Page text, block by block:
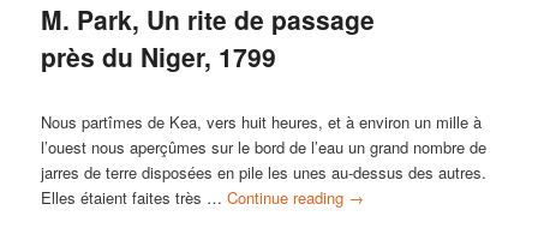
M. Park, Un rite de passage
près du Niger, 1799
Nous partîmes de Kea, vers huit heures, et à environ un mille à
l’ouest nous aperçûmes sur le bord de l’eau un grand nombre de
jarres de terre disposées en pile les unes au-dessus des autres.
Elles étaient faites très …Continue reading →